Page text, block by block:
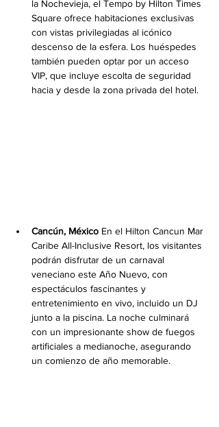
la Nochevieja, el Tempo by Hilton Times
Square ofrece habitaciones exclusivas
con vistas privilegiadas al icónico
descenso de la esfera. Los huéspedes
también pueden optar por un acceso
VIP, que incluye escolta de seguridad
hacia y desde la zona privada del hotel.
Cancún, México En el Hilton Cancun Mar
Caribe All-Inclusive Resort, los visitantes
podrán disfrutar de un carnaval
veneciano este Año Nuevo, con
espectáculos fascinantes y
entretenimiento en vivo, incluido un DJ
junto a la piscina. La noche culminará
con un impresionante show de fuegos
artificiales a medianoche, asegurando
un comienzo de año memorable.